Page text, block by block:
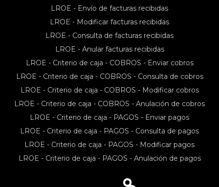
LROE - Envío de facturas recibidas
LROE - Modificar facturas recibidas
LROE - Consulta de facturas recibidas
LROE - Anular facturas recibidas
LROE - Criterio de caja - COBROS - Enviar cobros
LROE - Criterio de caja - COBROS - Consulta de cobros
LROE - Criterio de caja - COBROS - Modificar cobros
LROE - Criterio de caja - COBROS - Anulación de cobros
LROE - Criterio de caja - PAGOS - Enviar pagos
LROE - Criterio de caja - PAGOS - Consulta de pagos
LROE - Criterio de caja - PAGOS - Modificar pagos
LROE - Criterio de caja - PAGOS - Anulación de pagos